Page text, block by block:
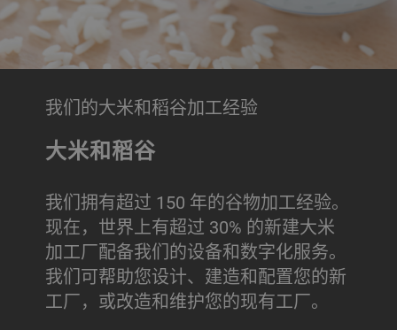
我们的大米和稻谷加工经验
大米和稻谷
我们拥有超过 150 年的谷物加工经验。
现在，世界上有超过 30% 的新建大米
加工厂配备我们的设备和数字化服务。
我们可帮助您设计、建造和配置您的新
工厂，或改造和维护您的现有工厂。